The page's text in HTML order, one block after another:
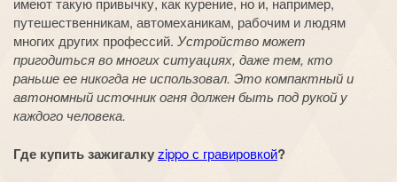
путешественникам, автомеханикам, рабочим и людям
многих других профессий. Устройство может
пригодиться во многих ситуациях, даже тем, кто
раньше ее никогда не использовал. Это компактный и
автономный источник огня должен быть под рукой у
каждого человека.
Где купить зажигалкуzippo с гравировкой?